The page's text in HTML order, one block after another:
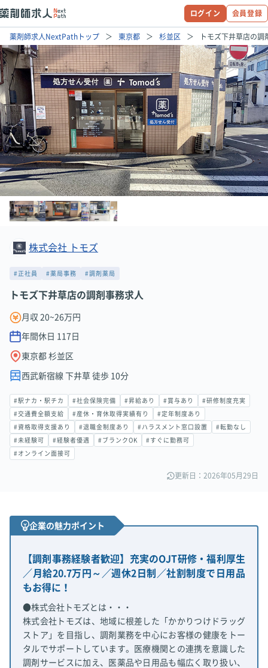
ログイン 会員登録
薬剤師求人NextPathトップ 東京都 杉並区 トモズ下井草店の調
株式会社 トモズ
#正社員 #薬局事務 #調剤薬局
トモズ下井草店の調剤事務求人
月収 20~26万円
年間休日 117 日
東京都 杉並区
西武新宿線 下井草 徒歩 10分
#駅ナカ・駅チカ #社会保険完備 #昇給あり #賞与あり #研修制度充実
#交通費全額支給 #産休・育休取得実績有り #定年制度あり
#資格取得支援あり #退職金制度あり #ハラスメント窓口設置 #転勤なし
#未経験可 #経験者優遇 #ブランクOK #すぐに勤務可
#オンライン面接可
更新日：2026年05月29日
企業の魅力ポイント
【調剤事務経験者歓迎】充実のOJT研修・福利厚生
／月給20.7万円～／週休2日制／社割制度で日用品
もお得に！
●株式会社トモズとは・・・
株式会社トモズは、地域に根差した「かかりつけドラッグ
ストア」を目指し、調剤業務を中心にお客様の健康をトー
タルでサポートしています。医療機関との連携を意識した
調剤サービスに加え、医薬品や日用品も幅広く取り扱い、